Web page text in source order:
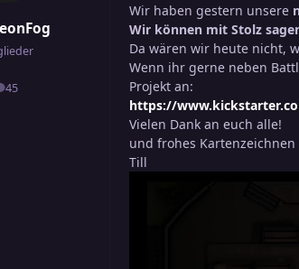
45
Beiträge
Wir haben gestern unsere
Wir können mit Stolz
Da wären wir heute nicht,
Wenn ihr gerne neben
Projekt an:
https://
Vielen Dank an euch alle!
und frohes Kartenzeichnen
Till